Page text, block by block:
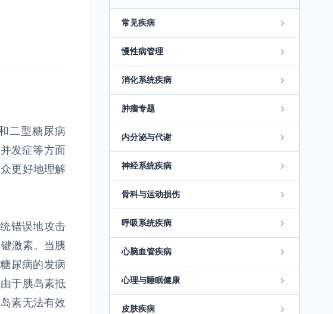
二型糖尿病
发症等方面
更好地理解
错误地攻击
激素。当胰
尿病的发病
于胰岛素抵
素无法有效
常见疾病
慢性病管理
消化系统疾病
肿瘤专题
内分泌与代谢
神经系统疾病
骨科与运动损伤
呼吸系统疾病
心脑血管疾病
心理与睡眠健康
皮肤疾病